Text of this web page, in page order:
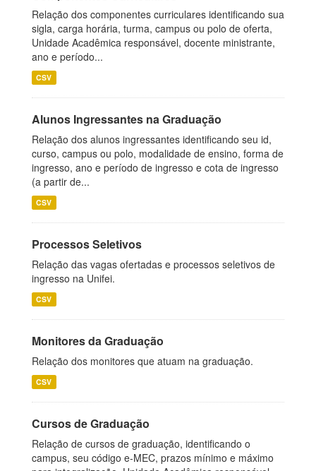
Relação dos componentes curriculares identificando sua
sigla, carga horária, turma, campus ou polo de oferta,
Unidade Acadêmica responsável, docente ministrante,
ano e período...
CSV
Alunos Ingressantes na Graduação
Relação dos alunos ingressantes identificando seu id,
curso, campus ou polo, modalidade de ensino, forma de
ingresso, ano e período de ingresso e cota de ingresso
(a partir de...
CSV
Processos Seletivos
Relação das vagas ofertadas e processos seletivos de
ingresso na Unifei.
CSV
Monitores da Graduação
Relação dos monitores que atuam na graduação.
CSV
Cursos de Graduação
Relação de cursos de graduação, identificando o
campus, seu código e-MEC, prazos mínimo e máximo